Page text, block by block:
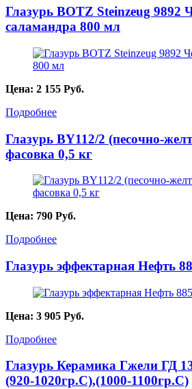
Глазурь BOTZ Steinzeug 9892
саламандра 800 мл
Цена: 2 155 Руб.
Подробнее
Глазурь BY112/2 (песочно-
фасовка 0,5 кг
Цена: 790 Руб.
Подробнее
Глазурь эффектарная Нефть
Цена: 3 905 Руб.
Подробнее
Глазурь Керамика Гжели ГД
(920-1020гр.С),(1000-1100гр.С)